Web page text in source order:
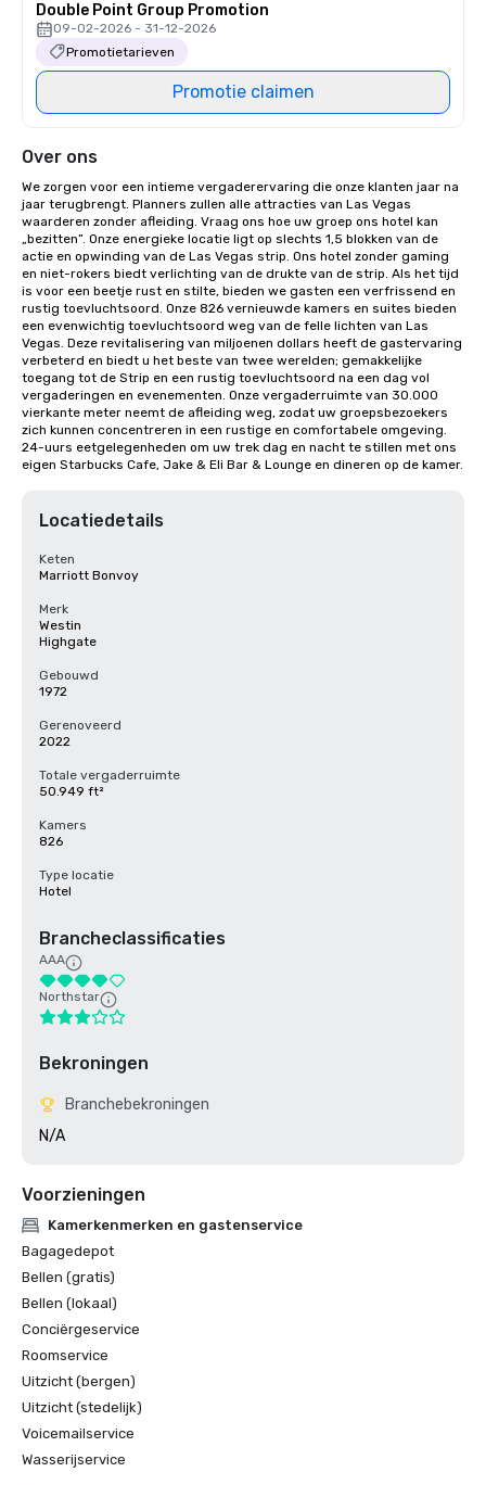
Double Point Group Promotion
09-02-2026 - 31-12-2026
Promotietarieven
Promotie claimen
Over ons
We zorgen voor een intieme vergaderervaring die onze klanten jaar na
jaar terugbrengt. Planners zullen alle attracties van Las Vegas
waarderen zonder afleiding. Vraag ons hoe uw groep ons hotel kan
„bezitten”. Onze energieke locatie ligt op slechts 1,5 blokken van de
actie en opwinding van de Las Vegas strip. Ons hotel zonder gaming
en niet-rokers biedt verlichting van de drukte van de strip. Als het tijd
is voor een beetje rust en stilte, bieden we gasten een verfrissend en
rustig toevluchtsoord. Onze 826 vernieuwde kamers en suites bieden
een evenwichtig toevluchtsoord weg van de felle lichten van Las
Vegas. Deze revitalisering van miljoenen dollars heeft de gastervaring
verbeterd en biedt u het beste van twee werelden; gemakkelijke
toegang tot de Strip en een rustig toevluchtsoord na een dag vol
vergaderingen en evenementen. Onze vergaderruimte van 30.000
vierkante meter neemt de afleiding weg, zodat uw groepsbezoekers
zich kunnen concentreren in een rustige en comfortabele omgeving.
24-uurs eetgelegenheden om uw trek dag en nacht te stillen met ons
eigen Starbucks Cafe, Jake & Eli Bar & Lounge en dineren op de kamer.
Locatiedetails
Keten
Marriott Bonvoy
Merk
Westin
Highgate
Gebouwd
1972
Gerenoveerd
2022
Totale vergaderruimte
50.949 ft²
Kamers
826
Type locatie
Hotel
Brancheclassificaties
AAA
Northstar
Bekroningen
Branchebekroningen
N/A
Voorzieningen
Kamerkenmerken en gastenservice
Bagagedepot
Bellen (gratis)
Bellen (lokaal)
Conciërgeservice
Roomservice
Uitzicht (bergen)
Uitzicht (stedelijk)
Voicemailservice
Wasserijservice